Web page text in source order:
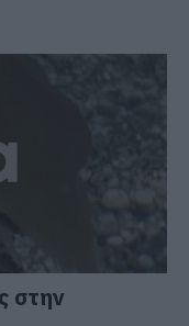
στην